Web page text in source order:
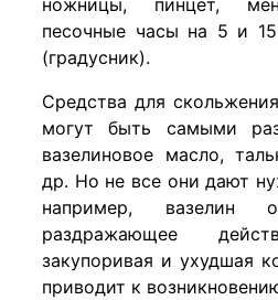
нож­ницы, пинцет,
песочные часы на 5 и
(градусник).
Средства для
могут быть самыми
вазелиновое масло,
др. Но не все они дают
например, вазелин
раздражающее
закупоривая и ухудшая
приводит к